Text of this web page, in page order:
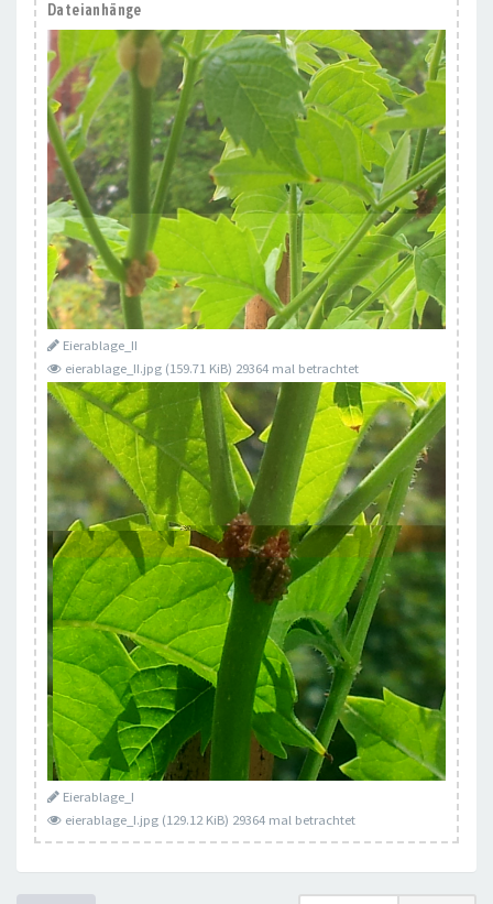
Dateianhänge
Eierablage_II
eierablage_II.jpg (159.71 KiB) 29364 mal betrachtet
Eierablage_I
eierablage_I.jpg (129.12 KiB) 29364 mal betrachtet